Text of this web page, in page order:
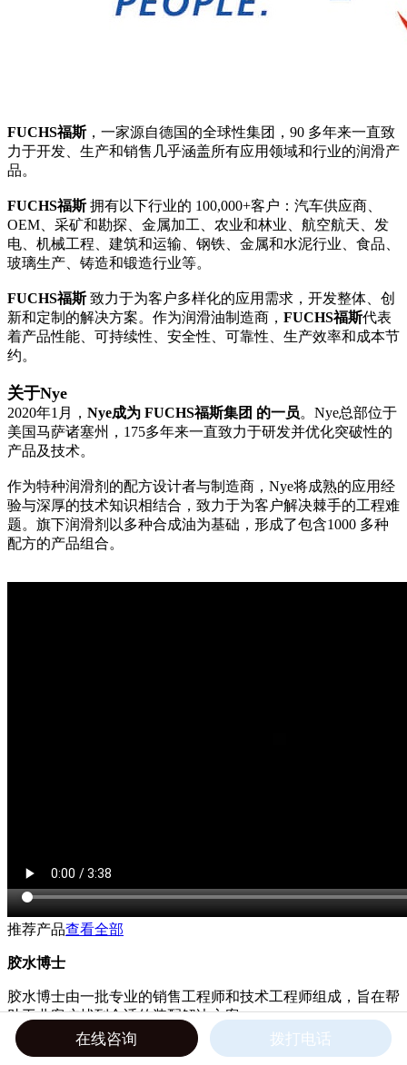
FUCHS福斯，一家源自德国的全球性集团，90 多年来一直致
力于开发、生产和销售几乎涵盖所有应用领域和行业的润滑产
品。
FUCHS福斯拥有以下行业的 100,000+客户：汽车供应商、
OEM、采矿和勘探、金属加工、农业和林业、航空航天、发
电、机械工程、建筑和运输、钢铁、金属和水泥行业、食品、
玻璃生产、铸造和锻造行业等。
FUCHS福斯致力于为客户多样化的应用需求，开发整体、创
新和定制的解决方案。作为润滑油制造商， FUCHS福斯代表
着产品性能、可持续性、安全性、可靠性、生产效率和成本节
约。
关于Nye
2020年1月， Nye成为 FUCHS福斯集团 的一员。Nye总部位于
美国马萨诸塞州，175多年来一直致力于研发并优化突破性的
产品及技术。
作为特种润滑剂的配方设计者与制造商，Nye将成熟的应用经
验与深厚的技术知识相结合，致力于为客户解决棘手的工程难
题。旗下润滑剂以多种合成油为基础，形成了包含1000 多种
配方的产品组合。
推荐产品查看全部
胶水博士
胶水博士由一批专业的销售工程师和技术工程师组成，旨在帮
助工业客户找到合适的装配解决方案。
提供服务
在线咨询 拨打电话